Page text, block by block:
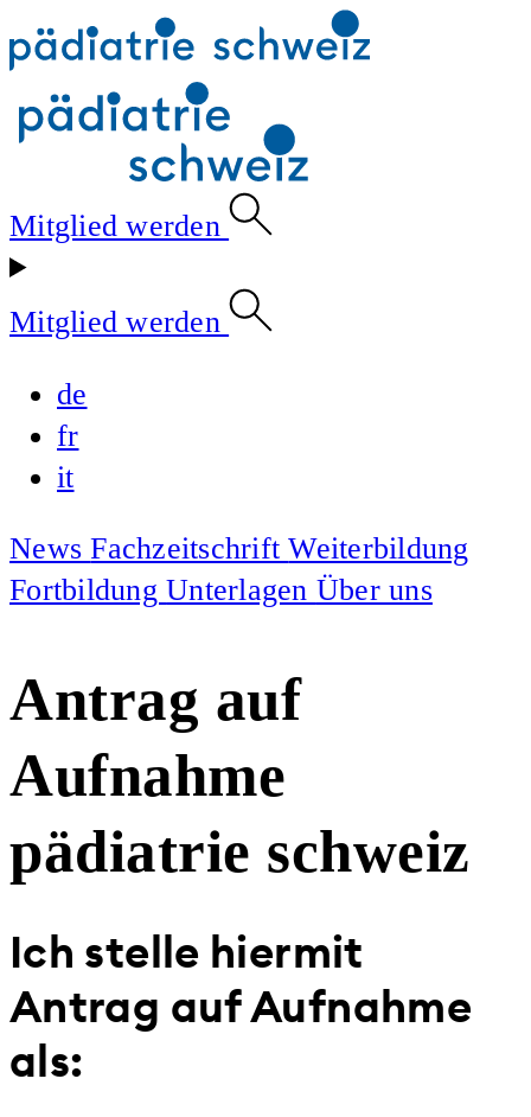
Mitglied werden
Mitglied werden
de
fr
it
NewsFachzeitschriftWeiterbildung
FortbildungUnterlagen Über uns
Antrag auf
Aufnahme
pädiatrie schweiz
Ich stelle hiermit
Antrag auf Aufnahme
als: